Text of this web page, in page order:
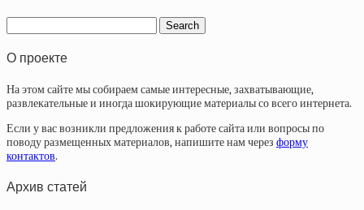
О проекте
На этом сайте мы собираем самые интересные, захватывающие,
развлекательные и иногда шокирующие материалы со всего интернета.
Если у вас возникли предложения к работе сайта или вопросы по
поводу размещенных материалов, напишите нам через форму
контактов.
Архив статей